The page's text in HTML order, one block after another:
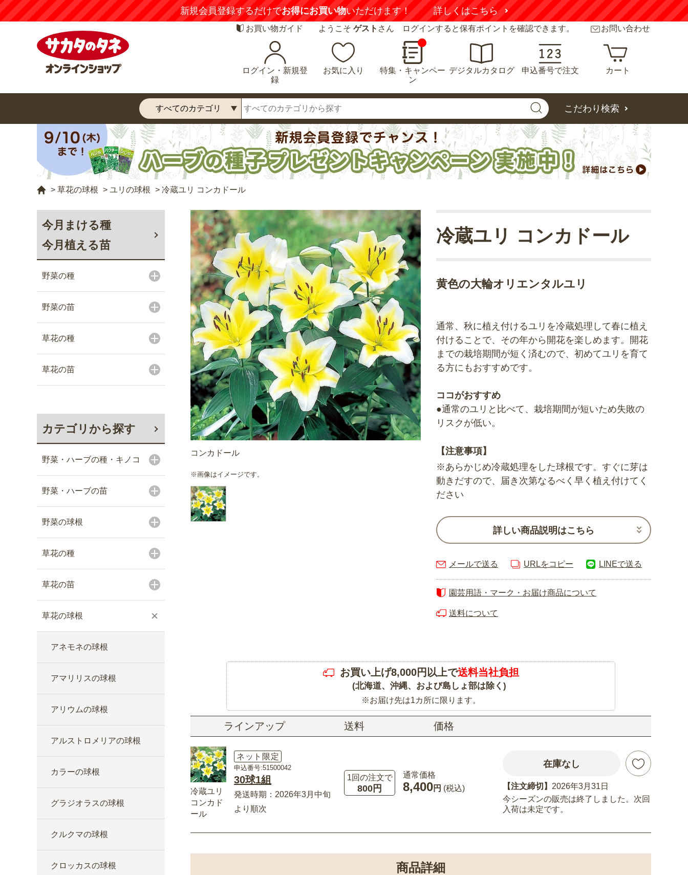
新規会員登録するだけでお得にお買い物いただけます！ 詳しくはこちら
お買い物ガイド ようこそ ゲスト さん ログインすると保有ポイントを確認できます。 お問い合わせ
ログイン・新規登
録
お気に入り
特集・キャンペー
ン
デジタルカタログ 申込番号で注文 カート
こだわり検索
> 草花の球根 > ユリの球根 > 冷蔵ユリ コンカドール
今月まける種
今月植える苗
野菜の種
野菜の苗
草花の種
草花の苗
カテゴリから探す
野菜・ハーブの種・キノコ
野菜・ハーブの苗
野菜の球根
草花の種
草花の苗
草花の球根
アネモネの球根
アマリリスの球根
アリウムの球根
アルストロメリアの球根
カラーの球根
グラジオラスの球根
クルクマの球根
クロッカスの球根
コンカドール
※画像はイメージです。
黄色の大輪オリエンタルユリ
冷蔵ユリ コンカドール
通常、秋に植え付けるユリを冷蔵処理して春に植え
付けることで、その年から開花を楽しめます。開花
までの栽培期間が短く済むので、初めてユリを育て
る方にもおすすめです。
ココがおすすめ
●通常のユリと比べて、栽培期間が短いため失敗の
リスクが低い。
【注意事項】
※あらかじめ冷蔵処理をした球根です。すぐに芽は
動きだすので、届き次第なるべく早く植え付けてく
ださい
詳しい商品説明はこちら
メールで送る URLをコピー LINEで送る
園芸用語・マーク・お届け商品について
送料について
お買い上げ8,000円以上で送料当社負担
(北海道、沖縄、および島しょ部は除く)
※お届け先は1カ所に限ります。
ラインアップ 送料 価格
冷蔵ユリ
コンカド
ール
ネット限定
申込番号:51500042
30球1組
発送時期：2026年3月中旬
より順次
1回の注文で
800円
通常価格
8,400円 (税込)
在庫なし
【注文締切】 2026年3月31日
今シーズンの販売は終了しました。次回
入荷は未定です。
商品詳細